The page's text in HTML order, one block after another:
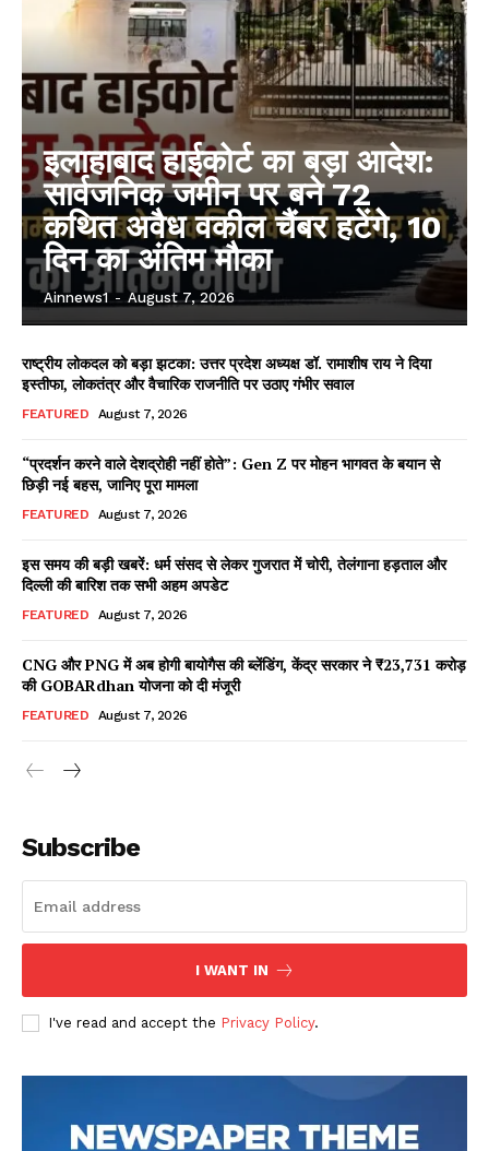
Facebook
X WhatsApp
Share
Read Latest News on AIN
DOWNLOAD NOW
इलाहाबाद हाईकोर्ट का बड़ा आदेश:
सार्वजनिक जमीन पर बने 72
कथित अवैध वकील चैंबर हटेंगे, 10
दिन का अंतिम मौका
Ainnews1 - August 7, 2026
राष्ट्रीय लोकदल को बड़ा झटका: उत्तर प्रदेश अध्यक्ष डॉ. रामाशीष राय ने दिया
इस्तीफा, लोकतंत्र और वैचारिक राजनीति पर उठाए गंभीर सवाल
FEATURED August 7, 2026
“प्रदर्शन करने वाले देशद्रोही नहीं होते”: Gen Z पर मोहन भागवत के बयान से
छिड़ी नई बहस, जानिए पूरा मामला
FEATURED August 7, 2026
इस समय की बड़ी खबरें: धर्म संसद से लेकर गुजरात में चोरी, तेलंगाना हड़ताल और
दिल्ली की बारिश तक सभी अहम अपडेट
FEATURED August 7, 2026
CNG और PNG में अब होगी बायोगैस की ब्लेंडिंग, केंद्र सरकार ने ₹23,731 करोड़
की GOBARdhan योजना को दी मंजूरी
FEATURED August 7, 2026
Subscribe
I WANT IN
I've read and accept the Privacy Policy.